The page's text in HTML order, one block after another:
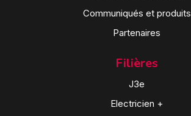
Communiqués et produits
Partenaires
Filières
J3e
Electricien +